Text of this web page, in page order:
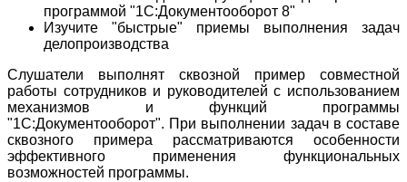
программой "1С:Документооборот 8"
Изучите "быстрые" приемы выполнения задач
делопроизводства
Слушатели выполнят сквозной пример совместной
работы сотрудников и руководителей с использованием
механизмов и функций программы
"1С:Документооборот". При выполнении задач в составе
сквозного примера рассматриваются особенности
эффективного применения функциональных
возможностей программы.